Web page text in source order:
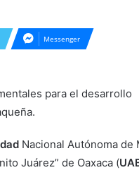
Messenger
para el desarrollo
Nacional Autónoma de
Juárez” de Oaxaca (